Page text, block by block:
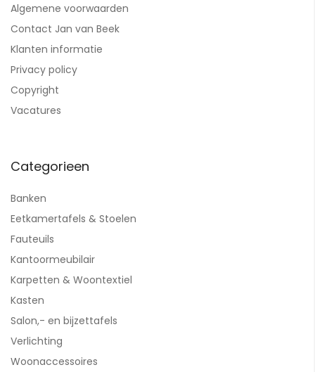
Algemene voorwaarden
Contact Jan van Beek
Klanten informatie
Privacy policy
Copyright
Vacatures
Categorieen
Banken
Eetkamertafels & Stoelen
Fauteuils
Kantoormeubilair
Karpetten & Woontextiel
Kasten
Salon,- en bijzettafels
Verlichting
Woonaccessoires